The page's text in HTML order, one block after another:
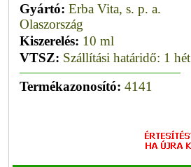
Gyártó: Erba Vita, s. p. a.
Olaszország
Kiszerelés: 10 ml
VTSZ: Szállítási határidő: 1 hét
Termékazonosító: 4141